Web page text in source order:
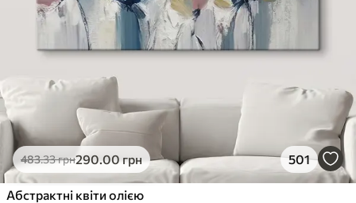
483.33грн290.00грн 501
Абстрактні квіти олією